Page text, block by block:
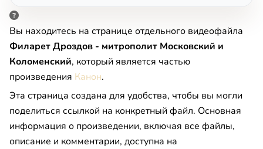
Вы находитесь на странице отдельного видеофайла
Филарет Дроздов - митрополит Московский и
Коломенский, который является частью
произведения Канон.
Эта страница создана для удобства, чтобы вы могли
поделиться ссылкой на конкретный файл. Основная
информация о произведении, включая все файлы,
описание и комментарии, доступна на